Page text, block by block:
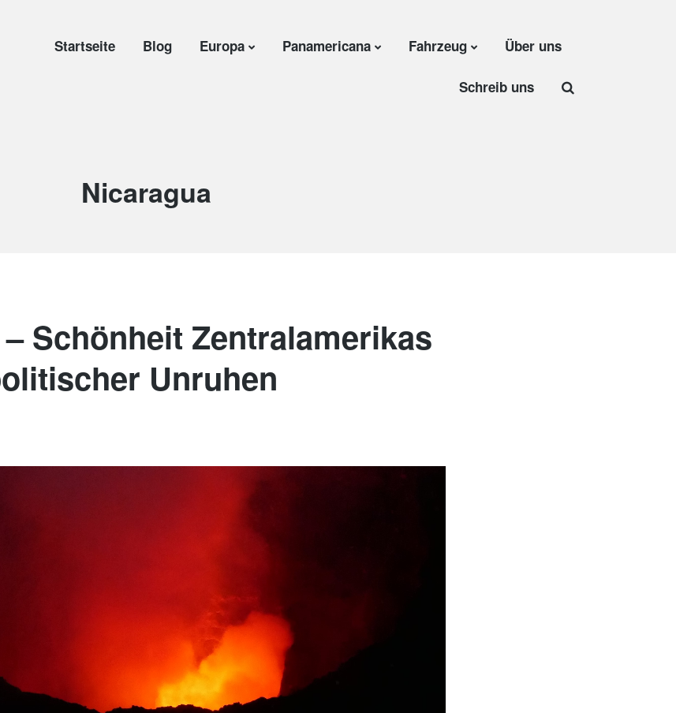
Startseite Blog Europa Panamericana Fahrzeug Über uns
Schreib uns
Kategorie:
Nicaragua
Schönheit Zentralamerikas
Unruhen